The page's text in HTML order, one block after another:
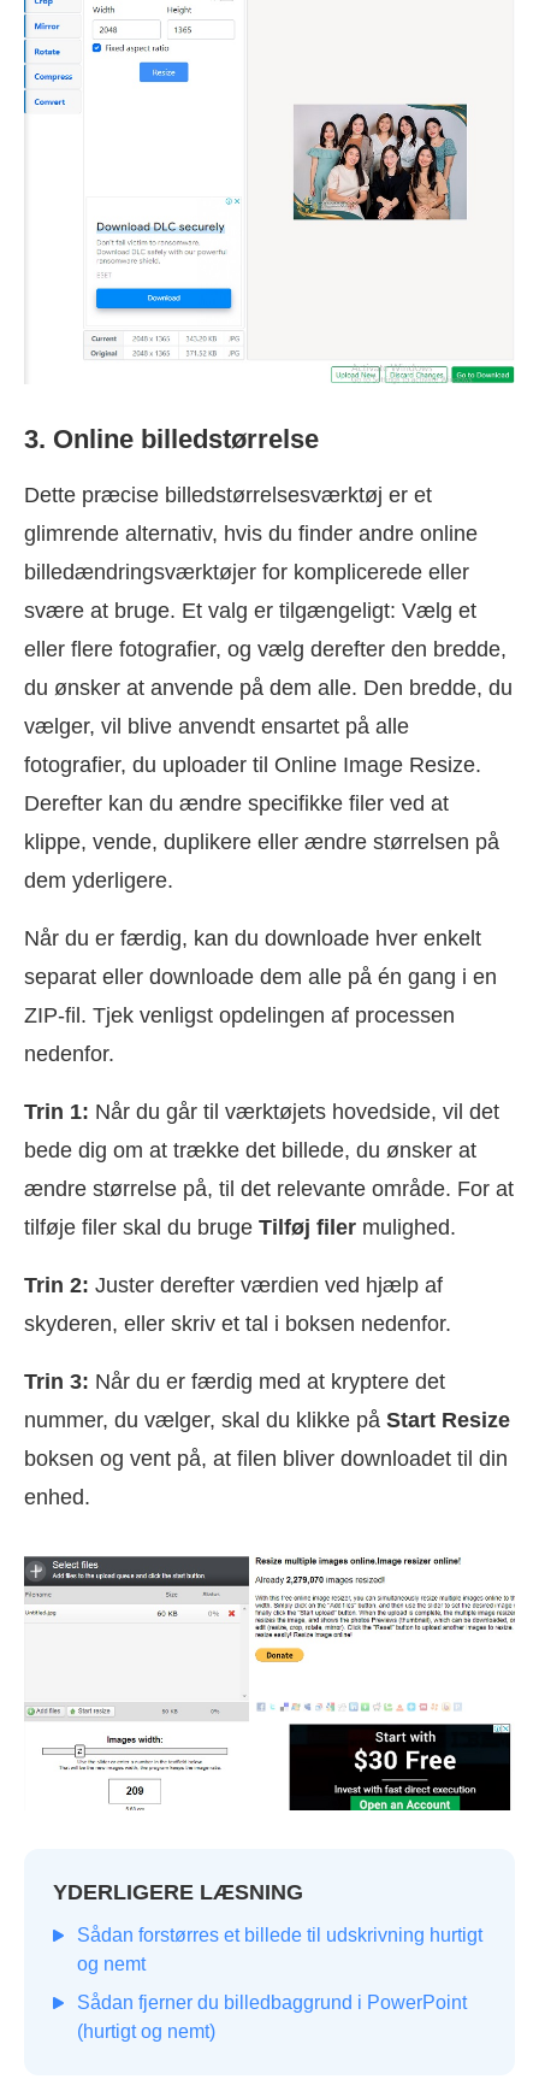
3. Online billedstørrelse
Dette præcise billedstørrelsesværktøj er et
glimrende alternativ, hvis du finder andre online
billedændringsværktøjer for komplicerede eller
svære at bruge. Et valg er tilgængeligt: Vælg et
eller flere fotografier, og vælg derefter den bredde,
du ønsker at anvende på dem alle. Den bredde, du
vælger, vil blive anvendt ensartet på alle
fotografier, du uploader til Online Image Resize.
Derefter kan du ændre specifikke filer ved at
klippe, vende, duplikere eller ændre størrelsen på
dem yderligere.
Når du er færdig, kan du downloade hver enkelt
separat eller downloade dem alle på én gang i en
ZIP-fil. Tjek venligst opdelingen af processen
nedenfor.
Trin 1: Når du går til værktøjets hovedside, vil det
bede dig om at trække det billede, du ønsker at
ændre størrelse på, til det relevante område. For at
tilføje filer skal du bruge Tilføj filer mulighed.
Trin 2: Juster derefter værdien ved hjælp af
skyderen, eller skriv et tal i boksen nedenfor.
Trin 3: Når du er færdig med at kryptere det
nummer, du vælger, skal du klikke på Start Resize
boksen og vent på, at filen bliver downloadet til din
enhed.
YDERLIGERE LÆSNING
Sådan forstørres et billede til udskrivning hurtigt
og nemt
Sådan fjerner du billedbaggrund i PowerPoint
(hurtigt og nemt)